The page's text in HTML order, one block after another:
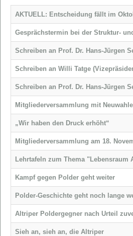
AKTUELL: Entscheidung fällt im
Gesprächstermin bei der Struktur-
Schreiben an Prof. Dr. Hans-Jürgen
Schreiben an Willi Tatge
Schreiben an Prof. Dr. Hans-Jürgen
Mitgliederversammlung mit
„Wir haben den Druck erhöht“
Mitgliederversammlung am 18.
Lehrtafeln zum Thema "Lebensraum
Kampf gegen Polder geht weiter
Polder-Geschichte geht noch lange
Altriper Poldergegner nach Urteil
Sieh an, sieh an, die Altriper